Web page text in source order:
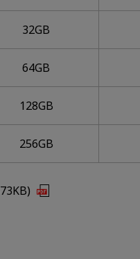
32GB
64GB
128GB
256GB